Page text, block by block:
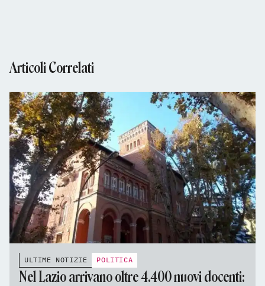
Articoli Correlati
ULTIME NOTIZIE POLITICA
Nel Lazio arrivano oltre 4.400 nuovi docenti: